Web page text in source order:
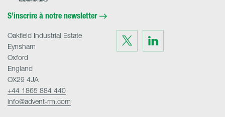
S’inscrire à notre newsletter
Visit
us
on
Twitter
Visit
on
LinkedIn
Oakfield Industrial Estate
Eynsham
Oxford
England
OX29 4JA
+44 1865 884 440
info@advent-rm.com